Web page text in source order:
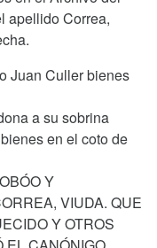
apellido Correa,
Juan Culler bienes
a su sobrina
en el coto de
Y
VIUDA. QUE
Y OTROS